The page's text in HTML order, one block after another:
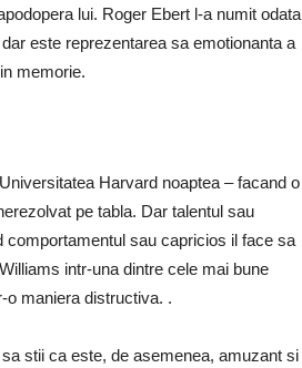
lui. Roger Ebert l-a numit odata
este reprezentarea sa emotionanta a
memorie.
Harvard noaptea – facand o
pe tabla. Dar talentul sau
comportamentul sau capricios il face sa
intr-una dintre cele mai bune
o maniera distructiva. .
stii ca este, de asemenea, amuzant si